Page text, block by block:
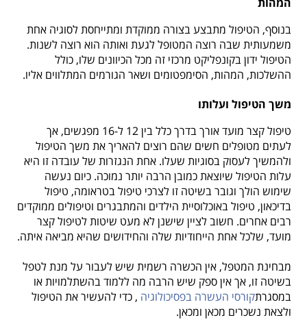
בנוסף, הטיפול מתבצע בצורה ממוקדת ומתייחסת לסוגיה אחת
משמעותית שבה רוצה המטופל לגעת ואותה הוא רוצה לשנות.
הטיפול ידון בקונפליקט מרכזי זה מכל הכיוונים שלו, כולל
ההשלכות, המהות, הסימפטומים ושאר הגורמים המתלווים אליו.
משך הטיפול ועלותו
טיפול קצר מועד אורך בדרך כלל בין 12 ל-16 מפגשים, אך
לעתים מטופלים חשים שהם רוצים להאריך את משך הטיפול
ולהמשיך לעסוק בסוגיות שעלו. אחת הנגזרות של עובדה זו היא
עלות הטיפול שיוצאת כמובן הרבה יותר נמוכה. כיום נעשה
שימוש הולך וגובר בשיטה זו לצרכי טיפול בטראומה, טיפול
בדיכאון, טיפול באוכלוסיית הילדים והמתבגרים וטיפולים ממוקדים
רבים אחרים. חשוב לציין שישנן לא מעט שיטות לטיפול קצר
מועד, שלכל אחת הייחודיות שלה והחידושים שהיא מביאה איתה.
מבחינת המטפל, אין הכשרה רשמית שיש לעבור על מנת לטפל
בשיטה זו, אך אין ספק שיש הרבה מה ללמוד בהשתלמויות או
במסגרתקורסי העשרה בפסיכולוגיה , כדי להעשיר את הטיפול
ולצאת נשכרים מכאן ומכאן.